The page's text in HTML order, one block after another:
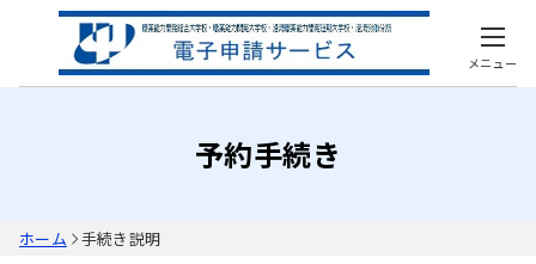
メニュー
予約手続き
ホーム 手続き説明